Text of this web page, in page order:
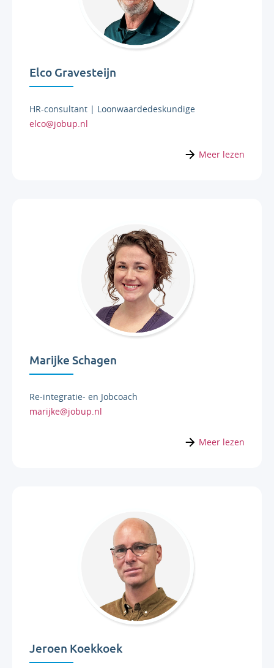
Elco Gravesteijn
HR-consultant | Loonwaardedeskundige
elco@jobup.nl
Meer lezen
Marijke Schagen
Re-integratie- en Jobcoach
marijke@jobup.nl
Meer lezen
Jeroen Koekkoek